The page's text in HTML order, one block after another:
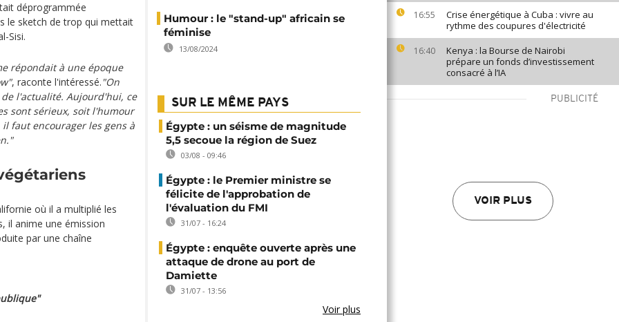
16:55
Crise énergétique à Cuba : vivre au
rythme des coupures d'électricité
16:40
Kenya : la Bourse de Nairobi
prépare un fonds d’investissement
consacré à l’IA
PUBLICITÉ
VOIR PLUS
déprogrammée
le sketch de trop qui mettait
Sisi.
répondait à une époque
, raconte l'intéressé. "On
l'actualité. Aujourd'hui, ce
sont sérieux, soit l'humour
faut encourager les gens à
où il a multiplié les
il anime une émission
par une chaîne
Humour : le "stand-up" africain se
féminise
13/08/2024
SUR LE MÊME PAYS
Égypte : un séisme de magnitude
5,5 secoue la région de Suez
03/08 - 09:46
Égypte : le Premier ministre se
félicite de l'approbation de
l'évaluation du FMI
31/07 - 16:24
Égypte : enquête ouverte après une
attaque de drone au port de
Damiette
31/07 - 13:56
Voir plus